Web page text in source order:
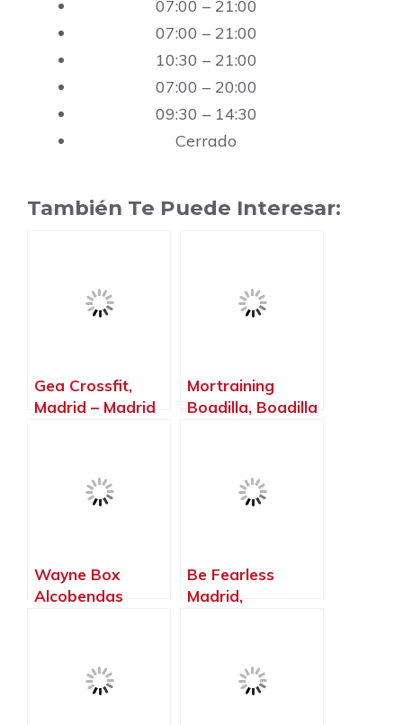
07:00 – 21:00
07:00 – 21:00
10:30 – 21:00
07:00 – 20:00
09:30 – 14:30
Cerrado
También Te Puede Interesar:
Gea Crossfit,
Madrid – Madrid
Mortraining
Boadilla, Boadilla
Wayne Box
Alcobendas
Be Fearless
Madrid,